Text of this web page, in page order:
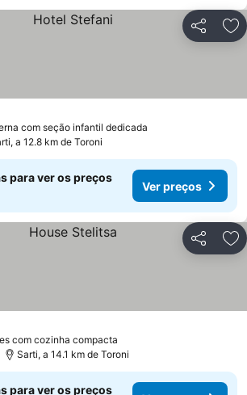
Partilhar
com seção infantil dedicada
a 12.8 km de Toroni
para ver os preços
Ver preços
Partilhar
com cozinha compacta
Sarti, a 14.1 km de Toroni
para ver os preços